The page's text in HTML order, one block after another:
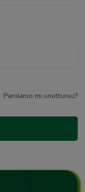
Parolanızı mı unuttunuz?